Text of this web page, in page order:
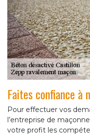
Faites confiance à
Pour effectuer vos
l’entreprise de
votre profit les